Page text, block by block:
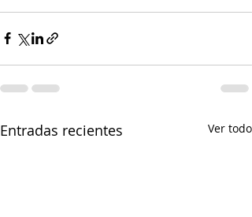
Entradas recientes Ver todo